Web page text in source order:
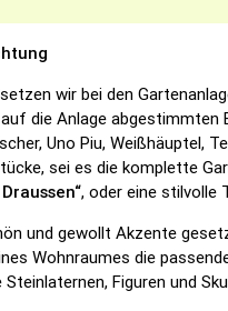
wir bei den
die Anlage abgestimmten
Uno Piu, Weißhäuptel,
sei es die komplette
, oder eine stilvolle
und gewollt Akzente
Wohnraumes die
Figuren und